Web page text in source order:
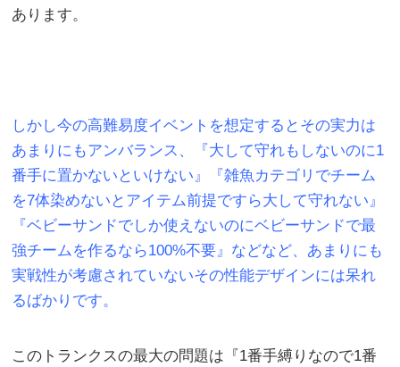
あります。
しかし今の高難易度イベントを想定するとその実力は
あまりにもアンバランス、『大して守れもしないのに1
番手に置かないといけない』『雑魚カテゴリでチーム
を7体染めないとアイテム前提ですら大して守れない』
『ベビーサンドでしか使えないのにベビーサンドで最
強チームを作るなら100%不要』などなど、あまりにも
実戦性が考慮されていないその性能デザインには呆れ
るばかりです。
このトランクスの最大の問題は『1番手縛りなので1番